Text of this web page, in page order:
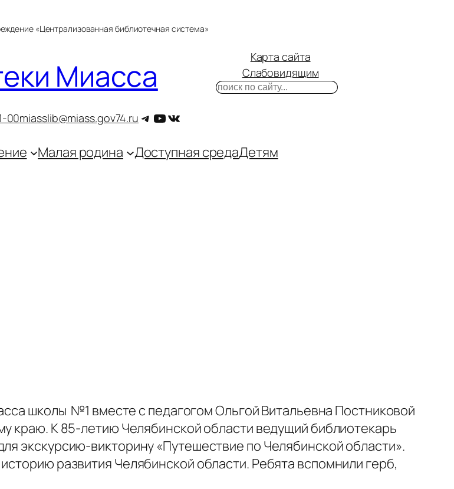
«Централизованная библиотечная система»
Миасса
00miasslib@miass.gov74.ru Telegram
YouTube
ВКонтакте
Карта сайта
Слабовидящим
Поиск
Малая родина Доступная средаДетям
школы №1 вместе с педагогом Ольгой Витальевна Постниковой
краю. К 85-летию Челябинской области ведущий библиотекарь
экскурсию-викторину «Путешествие по Челябинской области».
развития Челябинской области. Ребята вспомнили герб,